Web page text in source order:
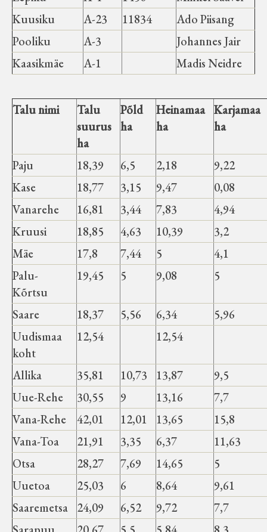
Kuusiku
A-23 11834
Ado Piisang
Pooliku
A-3
Johannes Jair
Kaasikmäe
A-1 Madis Neidre
Talu nimi
Talu
suurus
ha
Põld
ha
Heinamaa
ha
Karjamaa
ha
Paju 18,39 6,5 2,18
9,22
Kase
18,77 3,15 9,47
0,08
Vanarehe
16,81 3,44 7,83
4,94
Kruusi
18,85 4,63 10,39
3,2
Mäe
17,8 7,44 5
4,1
Palu-
Kõrtsu
19,45 5 9,08 5
Saare 18,37 5,56 6,34
5,96
Uudismaa
koht
12,54 12,54
Allika 35,81 10,73 13,87
9,5
Uue-Rehe
30,55 9 13,16
7,7
Vana-Rehe
42,01 12,01 13,65
15,8
Vana-Toa
21,91 3,35 6,37
11,63
Otsa
28,27 7,69 14,65
5
Uuetoa
25,03 6 8,64
9,61
Saaremetsa
24,09 6,52 9,72
7,7